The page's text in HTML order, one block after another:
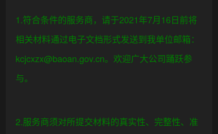
1.符合条件的服务商，请于2021年7月16日前将
相关材料通过电子文档形式发送到我单位邮箱：
kcjcxzx@baoan.gov.cn。欢迎广大公司踊跃参
与。
2.服务商须对所提交材料的真实性、完整性、准